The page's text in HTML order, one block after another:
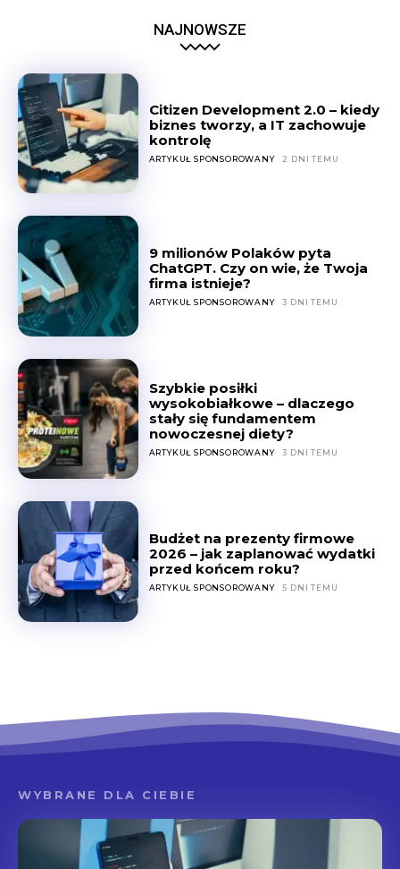
NAJNOWSZE
Citizen Development 2.0 – kiedy
biznes tworzy, a IT zachowuje
kontrolę
ARTYKUŁ SPONSOROWANY 2 DNI TEMU
9 milionów Polaków pyta
ChatGPT. Czy on wie, że Twoja
firma istnieje?
ARTYKUŁ SPONSOROWANY 3 DNI TEMU
Szybkie posiłki
wysokobiałkowe – dlaczego
stały się fundamentem
nowoczesnej diety?
ARTYKUŁ SPONSOROWANY 3 DNI TEMU
Budżet na prezenty firmowe
2026 – jak zaplanować wydatki
przed końcem roku?
ARTYKUŁ SPONSOROWANY 5 DNI TEMU
WYBRANE DLA CIEBIE